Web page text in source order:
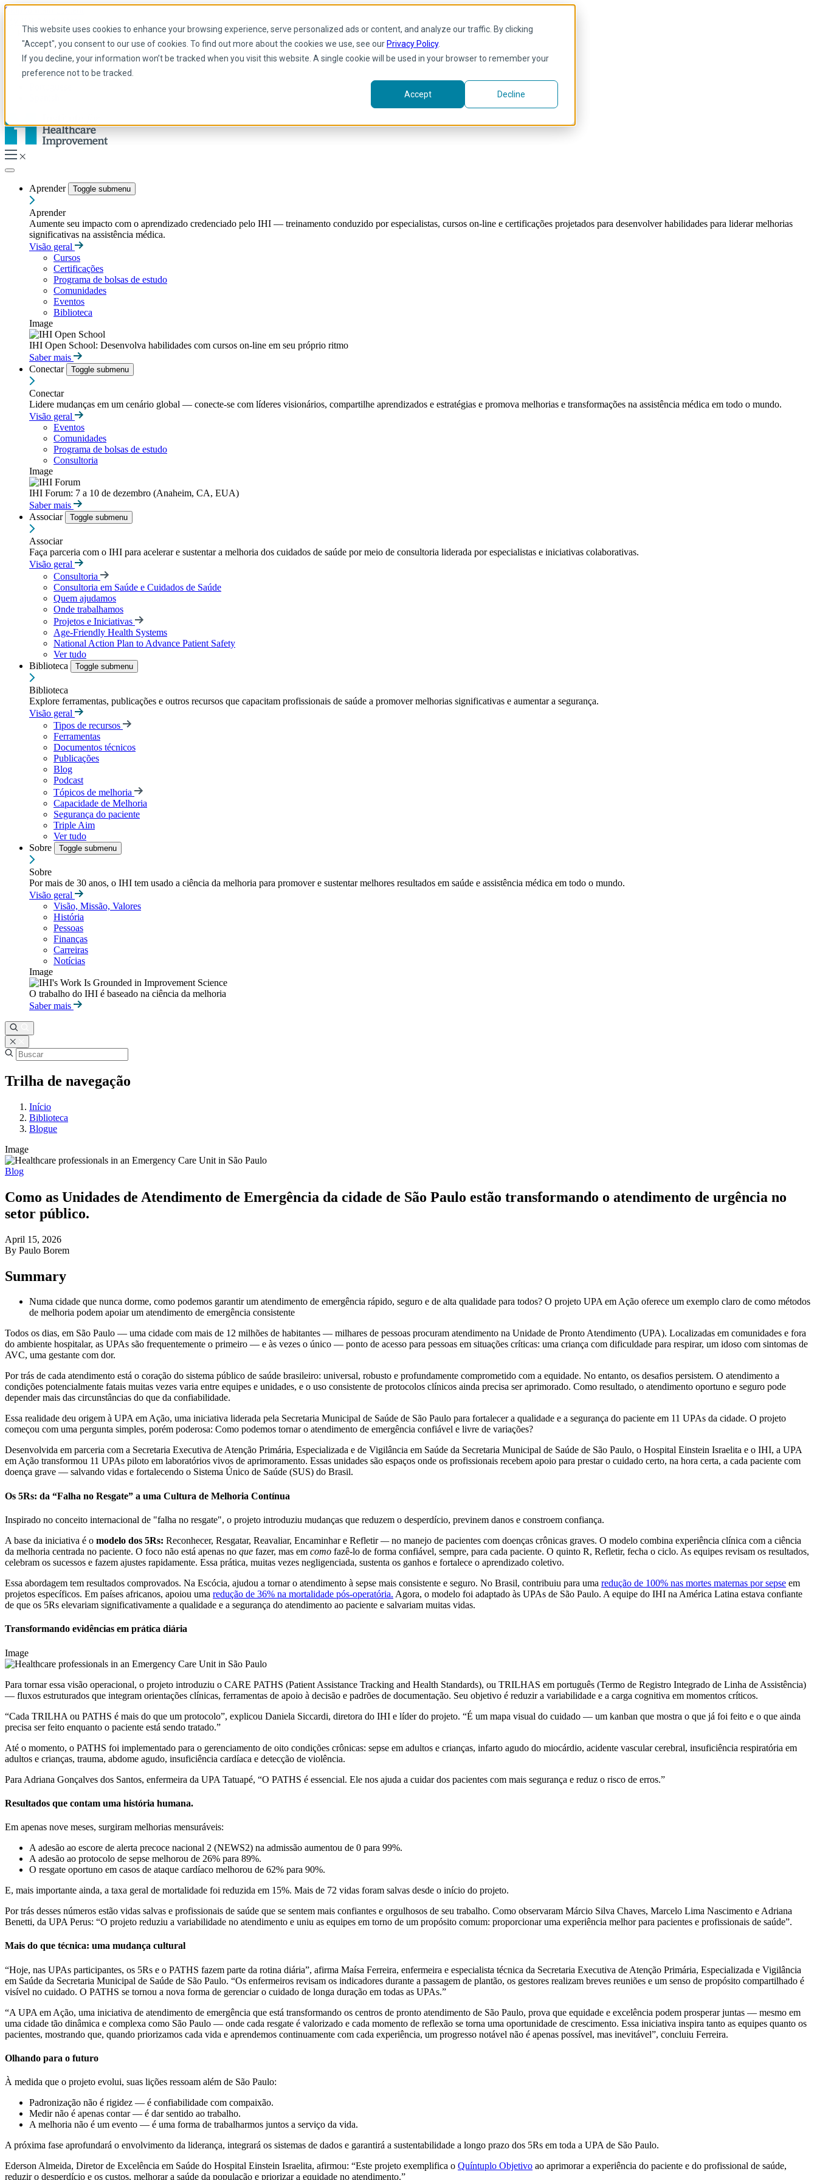
This website uses cookies to enhance your browsing experience, serve personalized ads or content, and analyze our traffic. By clicking
"Accept", you consent to our use of cookies. To find out more about the cookies we use, see our Privacy Policy.
If you decline, your information won’t be tracked when you visit this website. A single cookie will be used in your browser to remember your
preference not to be tracked.
Accept Decline
Skip to main content
Portuguese
Arabic
Inglês
Francês
Aprender Toggle submenu
Aprender
Aumente seu impacto com o aprendizado credenciado pelo IHI — treinamento conduzido por especialistas, cursos on-line e certificações projetados para desenvolver habilidades para liderar melhorias
significativas na assistência médica.
Visão geral
Cursos
Certificações
Programa de bolsas de estudo
Comunidades
Eventos
Biblioteca
Image
IHI Open School: Desenvolva habilidades com cursos on-line em seu próprio ritmo
Saber mais
Conectar
Toggle submenu
Conectar
Lidere mudanças em um cenário global — conecte-se com líderes visionários, compartilhe aprendizados e estratégias e promova melhorias e transformações na assistência médica em todo o mundo.
Visão geral
Eventos
Comunidades
Programa de bolsas de estudo
Consultoria
Image
IHI Forum: 7 a 10 de dezembro (Anaheim, CA, EUA)
Saber mais
Associar
Toggle submenu
Associar
Faça parceria com o IHI para acelerar e sustentar a melhoria dos cuidados de saúde por meio de consultoria liderada por especialistas e iniciativas colaborativas.
Visão geral
Consultoria
Consultoria em Saúde e Cuidados de Saúde
Quem ajudamos
Onde trabalhamos
Projetos e Iniciativas
Age-Friendly Health Systems
National Action Plan to Advance Patient Safety
Ver tudo
Biblioteca
Toggle submenu
Biblioteca
Explore ferramentas, publicações e outros recursos que capacitam profissionais de saúde a promover melhorias significativas e aumentar a segurança.
Visão geral
Tipos de recursos
Ferramentas
Documentos técnicos
Publicações
Blog
Podcast
Tópicos de melhoria
Capacidade de Melhoria
Segurança do paciente
Triple Aim
Ver tudo
Sobre
Toggle submenu
Sobre
Por mais de 30 anos, o IHI tem usado a ciência da melhoria para promover e sustentar melhores resultados em saúde e assistência médica em todo o mundo.
Visão geral
Visão, Missão, Valores
História
Pessoas
Finanças
Carreiras
Notícias
Image
O trabalho do IHI é baseado na ciência da melhoria
Saber mais
Trilha de navegação
Início
Biblioteca
Blogue
Image
Blog
Como as Unidades de Atendimento de Emergência da cidade de São Paulo estão transformando o atendimento de urgência no
setor público.
April 15, 2026
By Paulo Borem
Summary
Numa cidade que nunca dorme, como podemos garantir um atendimento de emergência rápido, seguro e de alta qualidade para todos? O projeto UPA em Ação oferece um exemplo claro de como métodos
de melhoria podem apoiar um atendimento de emergência consistente
Todos os dias, em São Paulo — uma cidade com mais de 12 milhões de habitantes — milhares de pessoas procuram atendimento na Unidade de Pronto Atendimento (UPA). Localizadas em comunidades e fora
do ambiente hospitalar, as UPAs são frequentemente o primeiro — e às vezes o único — ponto de acesso para pessoas em situações críticas: uma criança com dificuldade para respirar, um idoso com sintomas de
AVC, uma gestante com dor.
Por trás de cada atendimento está o coração do sistema público de saúde brasileiro: universal, robusto e profundamente comprometido com a equidade. No entanto, os desafios persistem. O atendimento a
condições potencialmente fatais muitas vezes varia entre equipes e unidades, e o uso consistente de protocolos clínicos ainda precisa ser aprimorado. Como resultado, o atendimento oportuno e seguro pode
depender mais das circunstâncias do que da confiabilidade.
Essa realidade deu origem à UPA em Ação, uma iniciativa liderada pela Secretaria Municipal de Saúde de São Paulo para fortalecer a qualidade e a segurança do paciente em 11 UPAs da cidade. O projeto
começou com uma pergunta simples, porém poderosa: Como podemos tornar o atendimento de emergência confiável e livre de variações?
Desenvolvida em parceria com a Secretaria Executiva de Atenção Primária, Especializada e de Vigilância em Saúde da Secretaria Municipal de Saúde de São Paulo, o Hospital Einstein Israelita e o IHI, a UPA
em Ação transformou 11 UPAs piloto em laboratórios vivos de aprimoramento. Essas unidades são espaços onde os profissionais recebem apoio para prestar o cuidado certo, na hora certa, a cada paciente com
doença grave — salvando vidas e fortalecendo o Sistema Único de Saúde (SUS) do Brasil.
Os 5Rs: da “Falha no Resgate” a uma Cultura de Melhoria Contínua
Inspirado no conceito internacional de "falha no resgate", o projeto introduziu mudanças que reduzem o desperdício, previnem danos e constroem confiança.
A base da iniciativa é o modelo dos 5Rs: Reconhecer, Resgatar, Reavaliar, Encaminhar e Refletir—no manejo de pacientes com doenças crônicas graves. O modelo combina experiência clínica com a ciência
da melhoria centrada no paciente. O foco não está apenas no que fazer, mas em como fazê-lo de forma confiável, sempre, para cada paciente. O quinto R, Refletir, fecha o ciclo. As equipes revisam os resultados,
celebram os sucessos e fazem ajustes rapidamente. Essa prática, muitas vezes negligenciada, sustenta os ganhos e fortalece o aprendizado coletivo.
Essa abordagem tem resultados comprovados. Na Escócia, ajudou a tornar o atendimento à sepse mais consistente e seguro. No Brasil, contribuiu para uma redução de 100% nas mortes maternas por sepse em
projetos específicos. Em países africanos, apoiou uma redução de 36% na mortalidade pós-operatória. Agora, o modelo foi adaptado às UPAs de São Paulo. A equipe do IHI na América Latina estava confiante
de que os 5Rs elevariam significativamente a qualidade e a segurança do atendimento ao paciente e salvariam muitas vidas.
Transformando evidências em prática diária
Image
Para tornar essa visão operacional, o projeto introduziu o CARE PATHS (Patient Assistance Tracking and Health Standards), ou TRILHAS em português (Termo de Registro Integrado de Linha de Assistência)
— fluxos estruturados que integram orientações clínicas, ferramentas de apoio à decisão e padrões de documentação. Seu objetivo é reduzir a variabilidade e a carga cognitiva em momentos críticos.
“Cada TRILHA ou PATHS é mais do que um protocolo”, explicou Daniela Siccardi, diretora do IHI e líder do projeto. “É um mapa visual do cuidado — um kanban que mostra o que já foi feito e o que ainda
precisa ser feito enquanto o paciente está sendo tratado.”
Até o momento, o PATHS foi implementado para o gerenciamento de oito condições crônicas: sepse em adultos e crianças, infarto agudo do miocárdio, acidente vascular cerebral, insuficiência respiratória em
adultos e crianças, trauma, abdome agudo, insuficiência cardíaca e detecção de violência.
Para Adriana Gonçalves dos Santos, enfermeira da UPA Tatuapé, “O PATHS é essencial. Ele nos ajuda a cuidar dos pacientes com mais segurança e reduz o risco de erros.”
Resultados que contam uma história humana.
Em apenas nove meses, surgiram melhorias mensuráveis:
A adesão ao escore de alerta precoce nacional 2 (NEWS2) na admissão aumentou de 0 para 99%.
A adesão ao protocolo de sepse melhorou de 26% para 89%.
O resgate oportuno em casos de ataque cardíaco melhorou de 62% para 90%.
E, mais importante ainda, a taxa geral de mortalidade foi reduzida em 15%. Mais de 72 vidas foram salvas desde o início do projeto.
Por trás desses números estão vidas salvas e profissionais de saúde que se sentem mais confiantes e orgulhosos de seu trabalho. Como observaram Márcio Silva Chaves, Marcelo Lima Nascimento e Adriana
Benetti, da UPA Perus: “O projeto reduziu a variabilidade no atendimento e uniu as equipes em torno de um propósito comum: proporcionar uma experiência melhor para pacientes e profissionais de saúde”.
Mais do que técnica: uma mudança cultural
“Hoje, nas UPAs participantes, os 5Rs e o PATHS fazem parte da rotina diária”, afirma Maísa Ferreira, enfermeira e especialista técnica da Secretaria Executiva de Atenção Primária, Especializada e Vigilância
em Saúde da Secretaria Municipal de Saúde de São Paulo. “Os enfermeiros revisam os indicadores durante a passagem de plantão, os gestores realizam breves reuniões e um senso de propósito compartilhado é
visível no cuidado. O PATHS se tornou a nova forma de gerenciar o cuidado de longa duração em todas as UPAs.”
“A UPA em Ação, uma iniciativa de atendimento de emergência que está transformando os centros de pronto atendimento de São Paulo, prova que equidade e excelência podem prosperar juntas — mesmo em
uma cidade tão dinâmica e complexa como São Paulo — onde cada resgate é valorizado e cada momento de reflexão se torna uma oportunidade de crescimento. Essa iniciativa inspira tanto as equipes quanto os
pacientes, mostrando que, quando priorizamos cada vida e aprendemos continuamente com cada experiência, um progresso notável não é apenas possível, mas inevitável”, concluiu Ferreira.
Olhando para o futuro
À medida que o projeto evolui, suas lições ressoam além de São Paulo:
Padronização não é rigidez — é confiabilidade com compaixão.
Medir não é apenas contar — é dar sentido ao trabalho.
A melhoria não é um evento — é uma forma de trabalharmos juntos a serviço da vida.
A próxima fase aprofundará o envolvimento da liderança, integrará os sistemas de dados e garantirá a sustentabilidade a longo prazo dos 5Rs em toda a UPA de São Paulo.
Ederson Almeida, Diretor de Excelência em Saúde do Hospital Einstein Israelita, afirmou: “Este projeto exemplifica o Quíntuplo Objetivo ao aprimorar a experiência do paciente e do profissional de saúde,
reduzir o desperdício e os custos, melhorar a saúde da população e priorizar a equidade no atendimento.”